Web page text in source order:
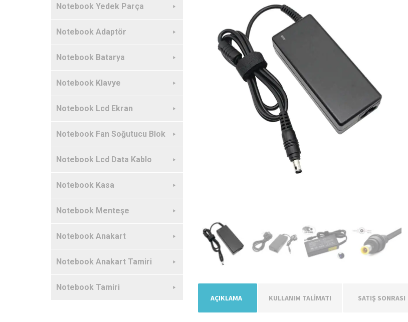
AÇIKLAMA KULLANIM TALİMATI SATIŞ SONRASI
Notebook Yedek Parça
Notebook Adaptör
Notebook Batarya
Notebook Klavye
Notebook Lcd Ekran
Notebook Fan Soğutucu Blok
Notebook Lcd Data Kablo
Notebook Kasa
Notebook Menteşe
Notebook Anakart
Notebook Anakart Tamiri
Notebook Tamiri